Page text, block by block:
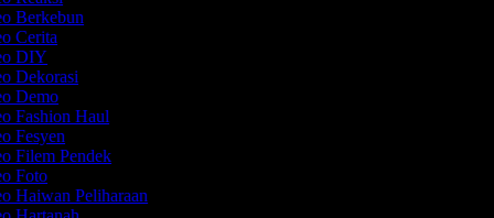
Berkebun
Cerita
DIY
Dekorasi
Demo
Fashion Haul
Fesyen
Filem Pendek
Foto
Haiwan Peliharaan